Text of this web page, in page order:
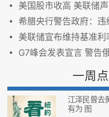
美国股市收高 美联储
希腊央行警告政府：
美联储宣布维持基准利
G7峰会发表宣言 警告
一周
江泽民曾去
有为 图